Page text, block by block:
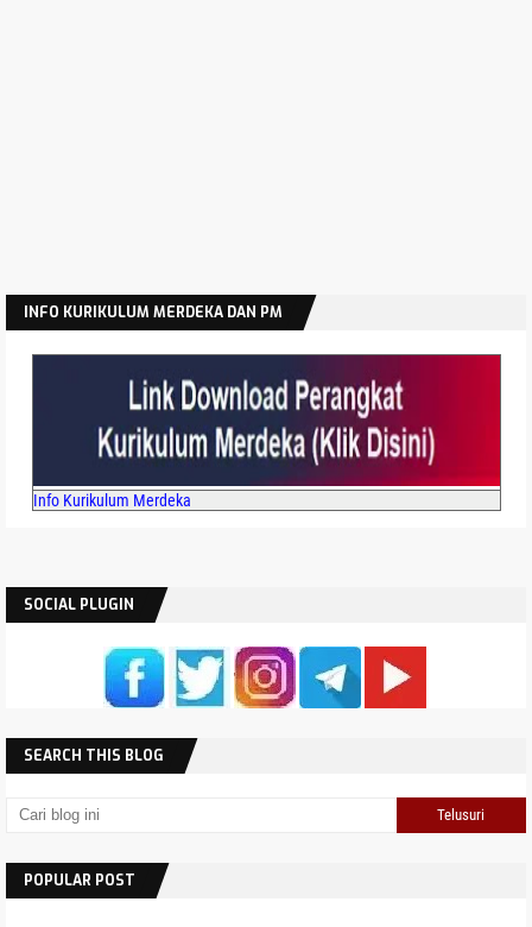
INFO KURIKULUM MERDEKA DAN PM
Info Kurikulum Merdeka
SOCIAL PLUGIN
SEARCH THIS BLOG
POPULAR POST